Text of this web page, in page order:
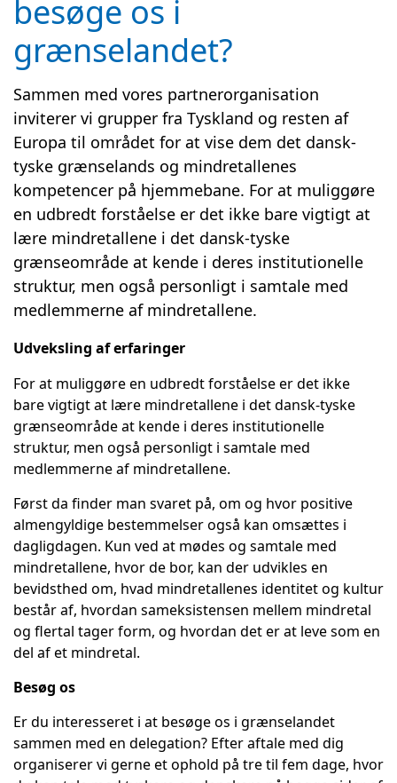
besøge os i
grænselandet?
Sammen med vores partnerorganisation
inviterer vi grupper fra Tyskland og resten af
Europa til området for at vise dem det dansk-
tyske grænselands og mindretallenes
kompetencer på hjemmebane. For at muliggøre
en udbredt forståelse er det ikke bare vigtigt at
lære mindretallene i det dansk-tyske
grænseområde at kende i deres institutionelle
struktur, men også personligt i samtale med
medlemmerne af mindretallene.
Udveksling af erfaringer
For at muliggøre en udbredt forståelse er det ikke
bare vigtigt at lære mindretallene i det dansk-tyske
grænseområde at kende i deres institutionelle
struktur, men også personligt i samtale med
medlemmerne af mindretallene.
Først da finder man svaret på, om og hvor positive
almengyldige bestemmelser også kan omsættes i
dagligdagen. Kun ved at mødes og samtale med
mindretallene, hvor de bor, kan der udvikles en
bevidsthed om, hvad mindretallenes identitet og kultur
består af, hvordan sameksistensen mellem mindretal
og flertal tager form, og hvordan det er at leve som en
del af et mindretal.
Besøg os
Er du interesseret i at besøge os i grænselandet
sammen med en delegation? Efter aftale med dig
organiserer vi gerne et ophold på tre til fem dage, hvor